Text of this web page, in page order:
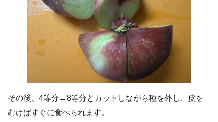
その後、4等分→8等分とカットしながら種を外し、皮を
むけばすぐに食べられます。